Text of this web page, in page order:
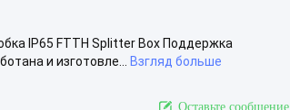
IP65 FTTH Splitter Box Поддержка
и изготовле...
Взгляд больше
Оставьте сообщение